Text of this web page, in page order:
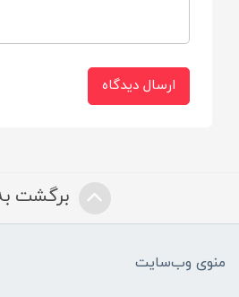
• چسب مکانیکال جهت باز و
و بدون هیچگونه عوارض پوستی
• استفاده از بهترین نوع
جاذب جهت سبک تر شدن و
ارسال دیدگاه
برگشت به
منوی وب‌سایت